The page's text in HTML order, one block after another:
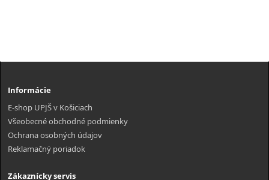
Informácie
E-shop UPJŠ v Košiciach
Všeobecné obchodné podmienky
Ochrana osobných údajov
Reklamačný poriadok
Zákaznícky servis